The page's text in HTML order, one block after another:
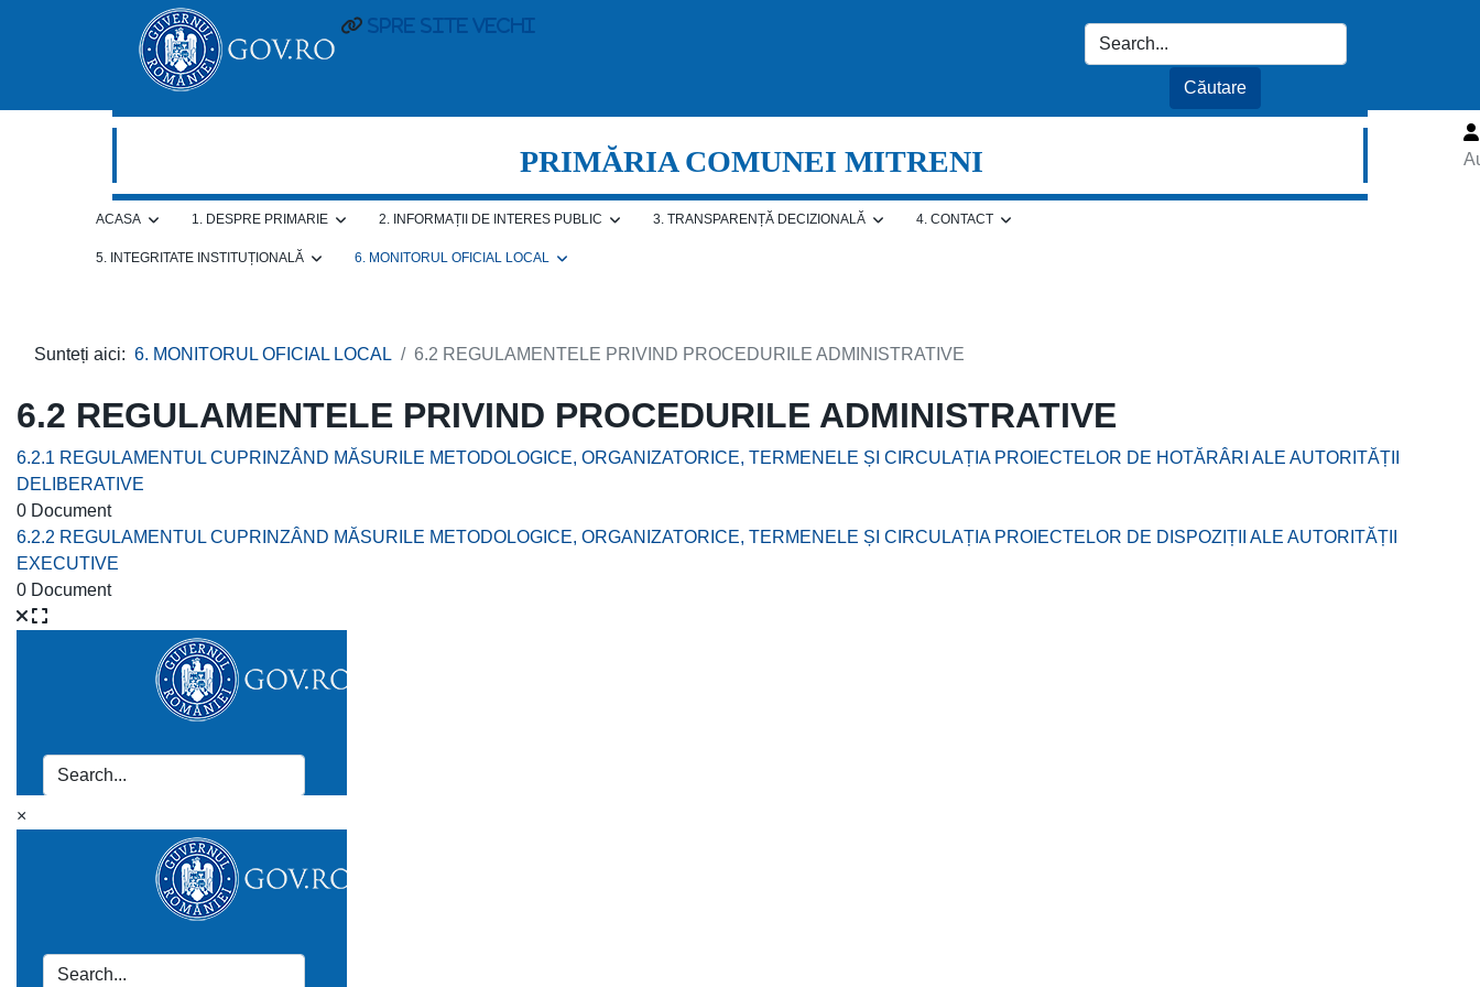
spre site vechi
PRIMĂRIA COMUNEI MITRENI
ACASA 1. DESPRE PRIMARIE 2. INFORMAȚII DE INTERES PUBLIC 3. TRANSPARENȚĂ DECIZIONALĂ 4. CONTACT
5. INTEGRITATE INSTITUȚIONALĂ 6. MONITORUL OFICIAL LOCAL
Sunteți aici: 6. MONITORUL OFICIAL LOCAL 6.2 REGULAMENTELE PRIVIND PROCEDURILE ADMINISTRATIVE
6.2 REGULAMENTELE PRIVIND PROCEDURILE ADMINISTRATIVE
6.2.1 REGULAMENTUL CUPRINZÂND MĂSURILE METODOLOGICE, ORGANIZATORICE, TERMENELE ȘI CIRCULAȚIA PROIECTELOR DE HOTĂRÂRI ALE AUTORITĂȚII
DELIBERATIVE
0 Document
6.2.2 REGULAMENTUL CUPRINZÂND MĂSURILE METODOLOGICE, ORGANIZATORICE, TERMENELE ȘI CIRCULAȚIA PROIECTELOR DE DISPOZIȚII ALE AUTORITĂȚII
EXECUTIVE
0 Document
×